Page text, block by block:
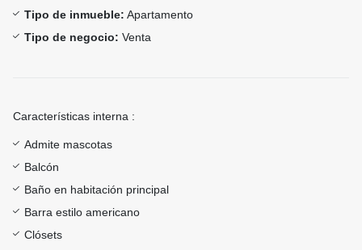
Tipo de inmueble: Apartamento
Tipo de negocio: Venta
Características interna :
Admite mascotas
Balcón
Baño en habitación principal
Barra estilo americano
Clósets